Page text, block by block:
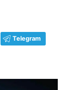
Telegram